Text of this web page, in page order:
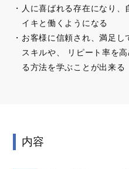
人に喜ばれる存在になり
イキと働くようになる
お客様に信頼され、満足し
スキルや、 リピート率を
る方法を学ぶことが出来る
内容